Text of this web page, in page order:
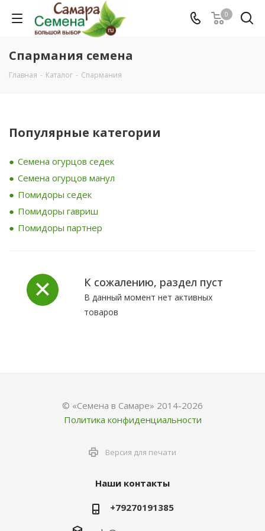
0
Спармания семена
Главная - Каталог - Спармания
Популярные категории
Семена огурцов седек
Семена огурцов манул
Помидоры седек
Помидоры гавриш
Помидоры партнер
К сожалению, раздел пуст
В данный момент нет активных
товаров
© «Семена в Самаре» 2014-2026
Политика конфиденциальности
Версия для печати
Наши контакты
+79270191385